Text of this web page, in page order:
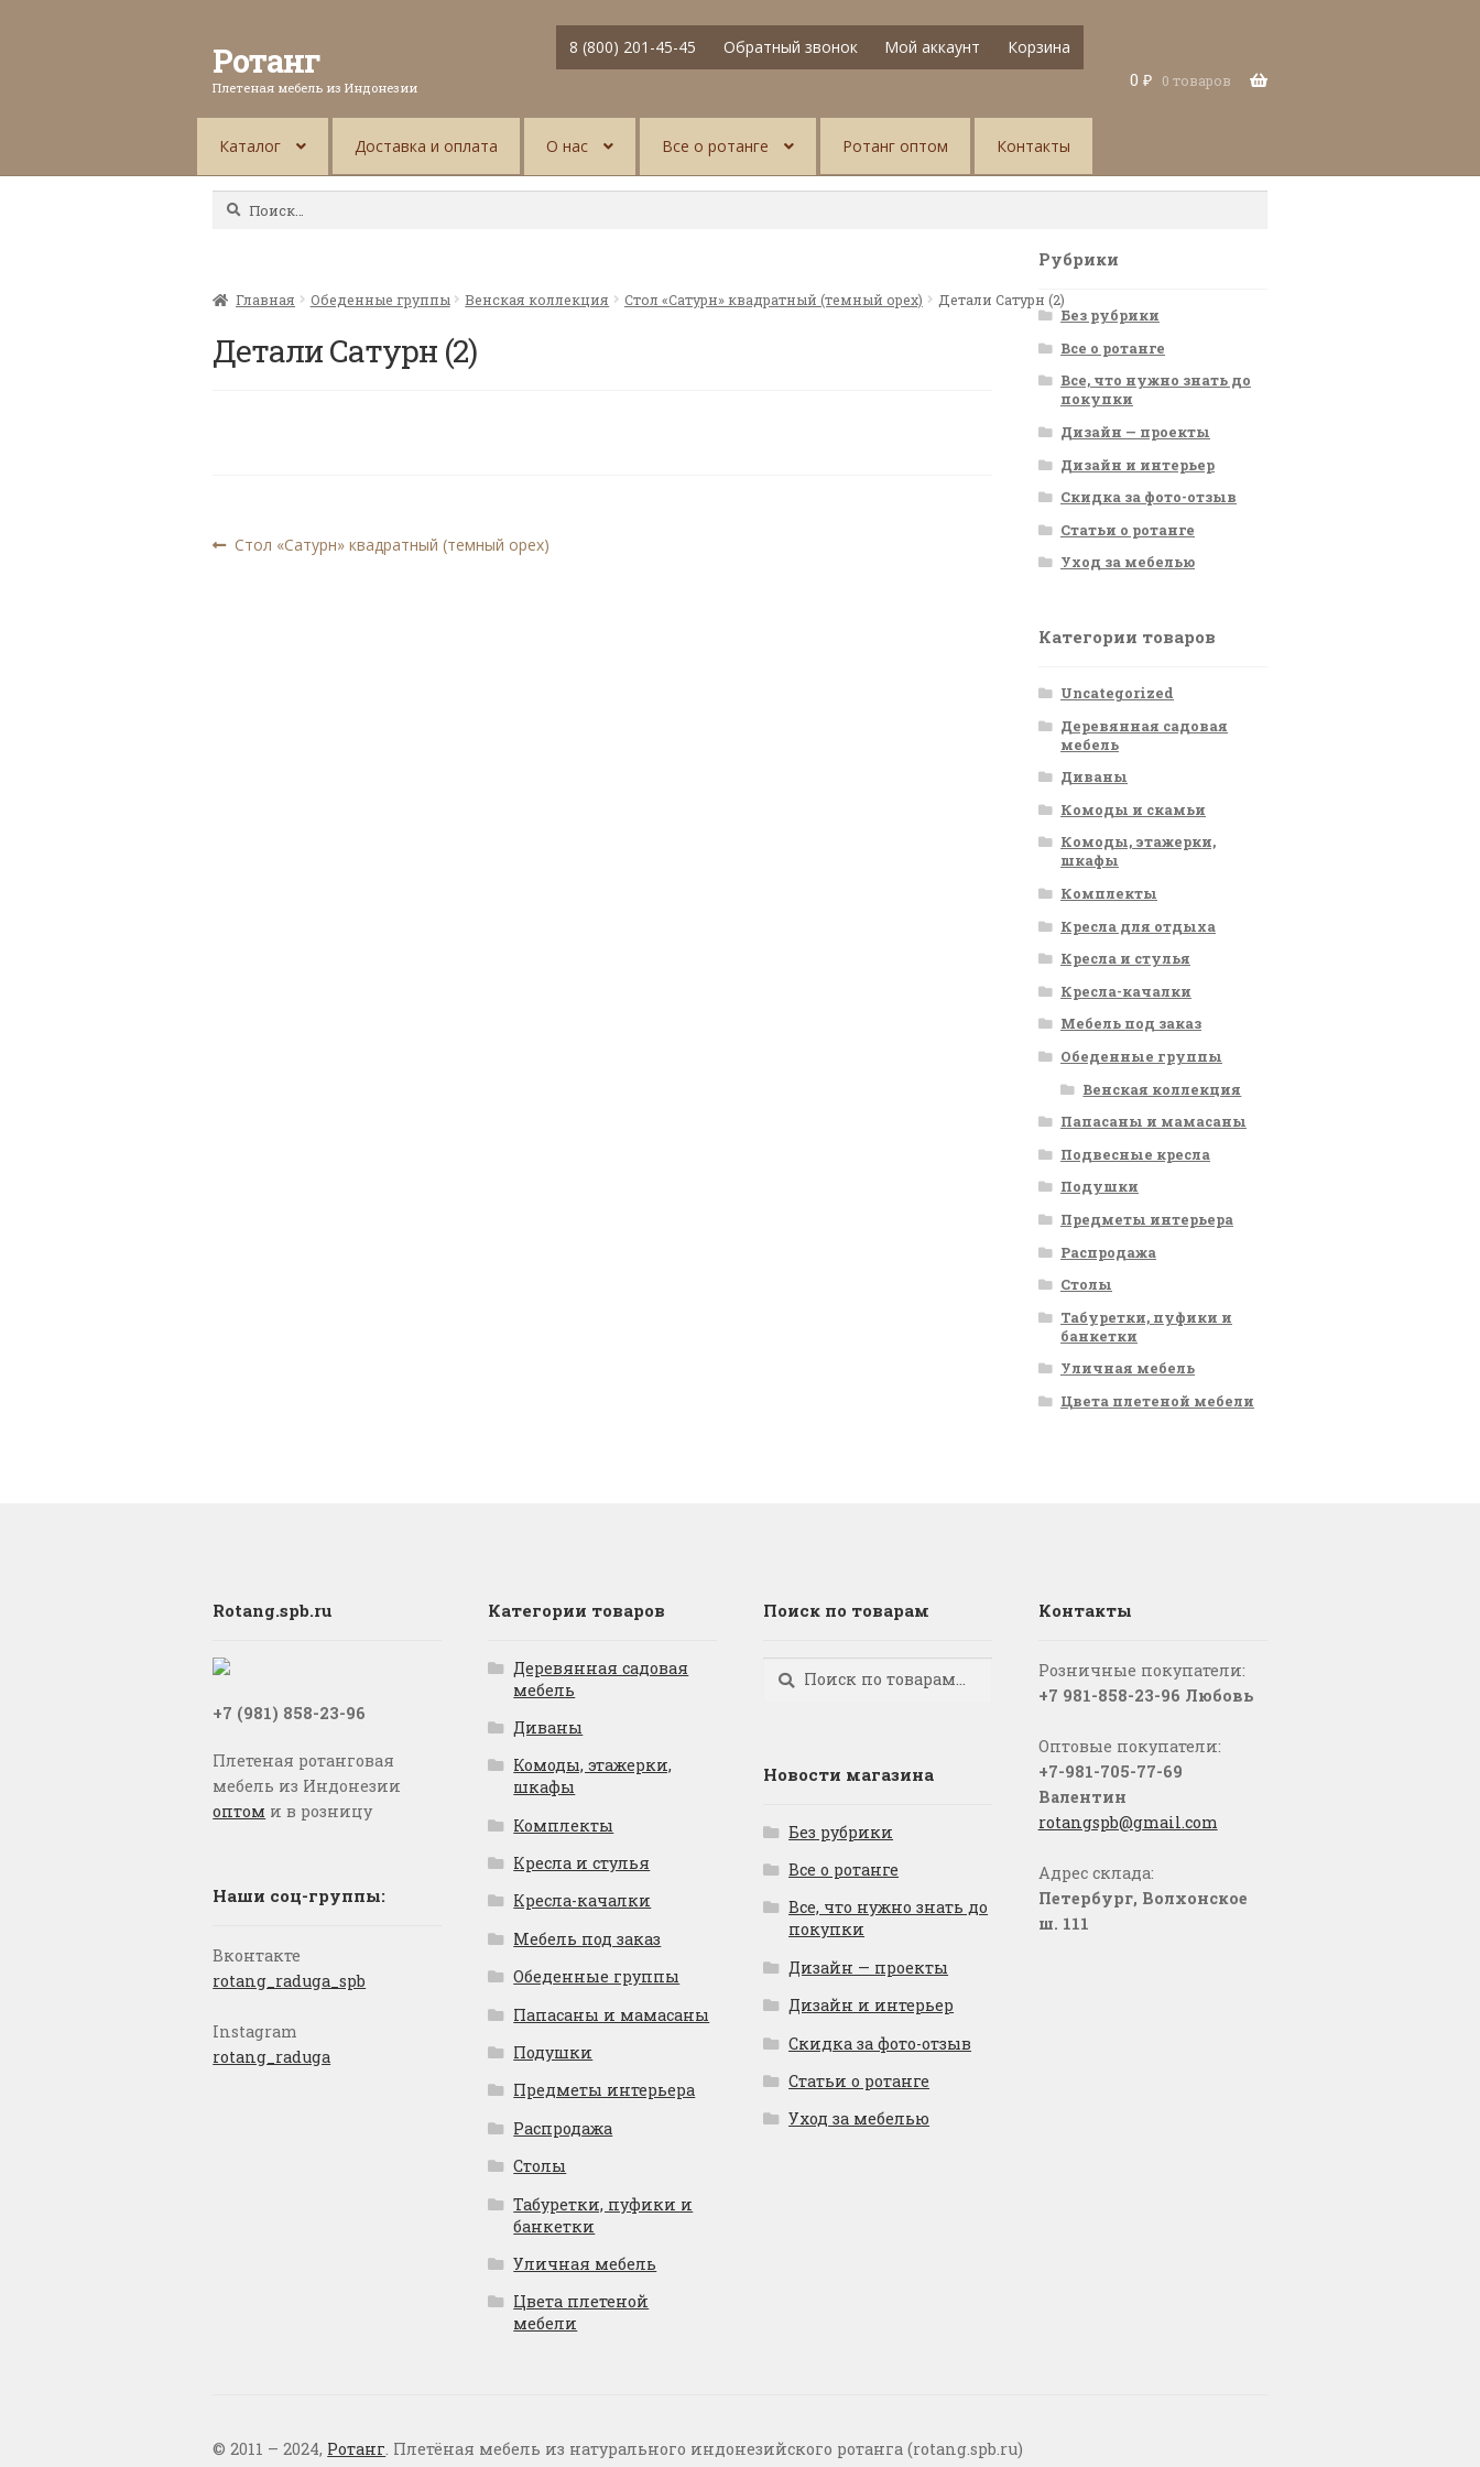
Ротанг
Плетеная мебель из Индонезии
8 (800) 201-45-45 Обратный звонок Мой аккаунт
Корзина
0 ₽ 0 товаров
Каталог Доставка и оплата О нас Все о ротанге Ротанг оптом Контакты
Найти:
Главная Обеденные группы Венская коллекция Стол «Сатурн» квадратный (темный орех) Детали Сатурн (2)
Детали Сатурн (2)
Навигация
Предыдущая
Стол «Сатурн» квадратный (темный орех)
Рубрики
Без рубрики
Все о ротанге
Все, что нужно знать до
покупки
Дизайн — проекты
Дизайн и интерьер
Скидка за фото-отзыв
Статьи о ротанге
Уход за мебелью
Категории товаров
Uncategorized
Деревянная садовая
мебель
Диваны
Комоды и скамьи
Комоды, этажерки,
шкафы
Комплекты
Кресла для отдыха
Кресла и стулья
Кресла-качалки
Мебель под заказ
Обеденные группы
Венская коллекция
Папасаны и мамасаны
Подвесные кресла
Подушки
Предметы интерьера
Распродажа
Столы
Табуретки, пуфики и
банкетки
Уличная мебель
Цвета плетеной мебели
Rotang.spb.ru
+7 (981) 858-23-96
Плетеная ротанговая
мебель из Индонезии
оптом и в розницу
Наши соц-группы:
Вконтакте
rotang_raduga_spb
Instagram
rotang_raduga
Категории товаров
Деревянная садовая
мебель
Диваны
Комоды, этажерки,
шкафы
Комплекты
Кресла и стулья
Кресла-качалки
Мебель под заказ
Обеденные группы
Папасаны и мамасаны
Подушки
Предметы интерьера
Распродажа
Столы
Табуретки, пуфики и
банкетки
Уличная мебель
Цвета плетеной
мебели
Поиск по товарам
Искать:
Поиск
Новости магазина
Без рубрики
Все о ротанге
Все, что нужно знать до
покупки
Дизайн — проекты
Дизайн и интерьер
Скидка за фото-отзыв
Статьи о ротанге
Уход за мебелью
Контакты
Розничные покупатели:
+7 981-858-23-96 Любовь
Оптовые покупатели:
+7-981-705-77-69
Валентин
rotangspb@gmail.com
Адрес склада:
Петербург, Волхонское
ш. 111
© 2011 – 2024, Ротанг. Плетёная мебель из натурального индонезийского ротанга (rotang.spb.ru)